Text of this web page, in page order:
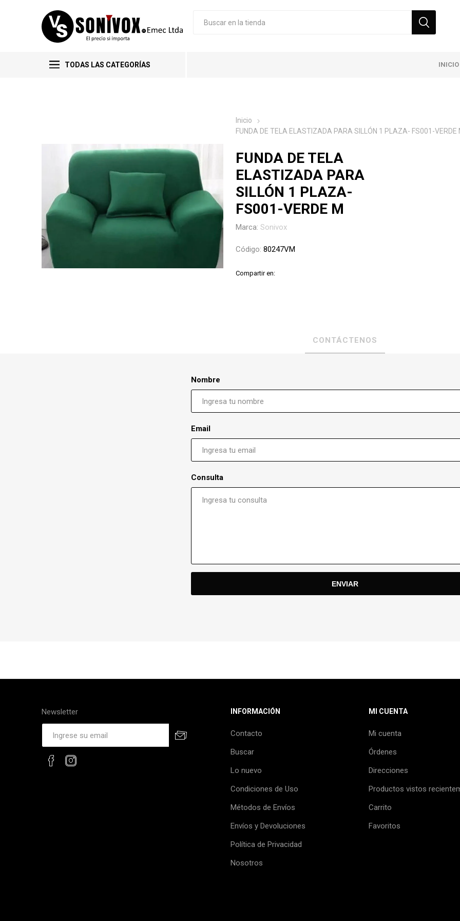
TODAS LAS CATEGORÍAS INICIO
Inicio
FUNDA DE TELA ELASTIZADA PARA SILLÓN 1 PLAZA- FS001-VERDE
FUNDA DE TELA
ELASTIZADA PARA
SILLÓN 1 PLAZA-
FS001-VERDE M
Marca: Sonivox
Código: 80247VM
Compartir en:
CONTÁCTENOS
Nombre
Email
Consulta
Newsletter INFORMACIÓN
Contacto
Buscar
Lo nuevo
Condiciones de Uso
Métodos de Envíos
Envíos y Devoluciones
Política de Privacidad
Nosotros
MI CUENTA
Mi cuenta
Órdenes
Direcciones
Productos vistos
Carrito
Favoritos